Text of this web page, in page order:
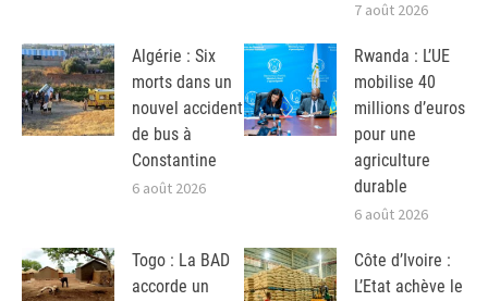
7 août 2026
Algérie : Six
morts dans un
nouvel accident
de bus à
Constantine
6 août 2026
Rwanda : L’UE
mobilise 40
millions d’euros
pour une
agriculture
durable
6 août 2026
Togo : La BAD
accorde un
Côte d’Ivoire :
L’Etat achève le